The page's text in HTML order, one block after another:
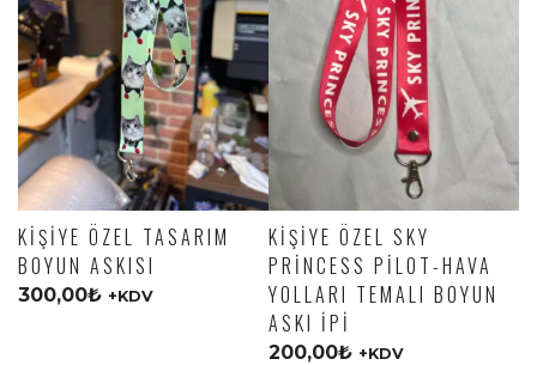
KIŞIYE ÖZEL TASARIM
BOYUN ASKISI
300,00₺ +KDV
KIŞIYE ÖZEL SKY
PRINCESS PILOT-HAVA
YOLLARI TEMALI BOYUN
ASKI İPI
200,00₺ +KDV